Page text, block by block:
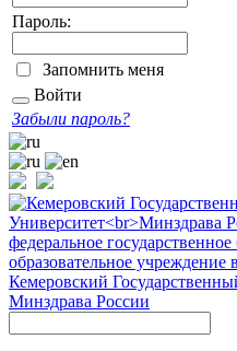
Пароль:
Запомнить меня
Войти
Забыли пароль?
федеральное
образовательное учреждение
Кемеровский
Минздрава России